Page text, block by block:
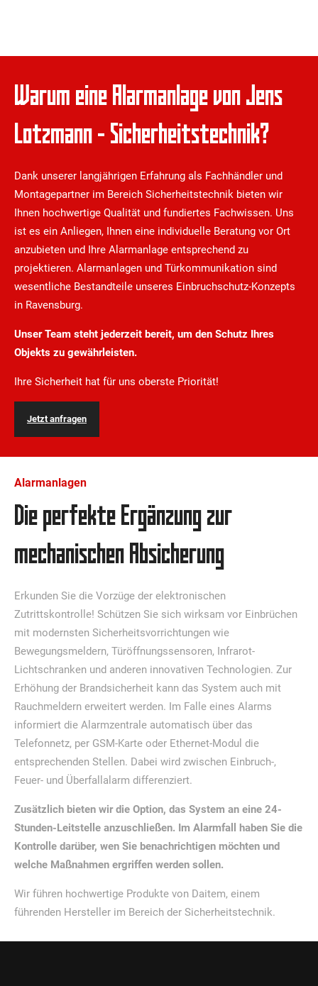
Warum eine Alarmanlage von Jens
Lotzmann - Sicherheitstechnik?
Dank unserer langjährigen Erfahrung als Fachhändler und
Montagepartner im Bereich Sicherheitstechnik bieten wir
Ihnen hochwertige Qualität und fundiertes Fachwissen. Uns
ist es ein Anliegen, Ihnen eine individuelle Beratung vor Ort
anzubieten und Ihre Alarmanlage entsprechend zu
projektieren. Alarmanlagen und Türkommunikation sind
wesentliche Bestandteile unseres Einbruchschutz-Konzepts
in Ravensburg.
Unser Team steht jederzeit bereit, um den Schutz Ihres
Objekts zu gewährleisten.
Ihre Sicherheit hat für uns oberste Priorität!
Jetzt anfragen
Alarmanlagen
Die perfekte Ergänzung zur
mechanischen Absicherung
Erkunden Sie die Vorzüge der elektronischen
Zutrittskontrolle! Schützen Sie sich wirksam vor Einbrüchen
mit modernsten Sicherheitsvorrichtungen wie
Bewegungsmeldern, Türöffnungssensoren, Infrarot-
Lichtschranken und anderen innovativen Technologien. Zur
Erhöhung der Brandsicherheit kann das System auch mit
Rauchmeldern erweitert werden. Im Falle eines Alarms
informiert die Alarmzentrale automatisch über das
Telefonnetz, per GSM-Karte oder Ethernet-Modul die
entsprechenden Stellen. Dabei wird zwischen Einbruch-,
Feuer- und Überfallalarm differenziert.
Zusätzlich bieten wir die Option, das System an eine 24-
Stunden-Leitstelle anzuschließen. Im Alarmfall haben Sie die
Kontrolle darüber, wen Sie benachrichtigen möchten und
welche Maßnahmen ergriffen werden sollen.
Wir führen hochwertige Produkte von Daitem, einem
führenden Hersteller im Bereich der Sicherheitstechnik.